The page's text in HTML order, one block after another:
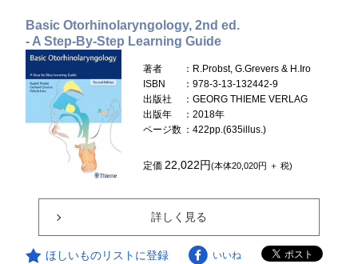
Basic Otorhinolaryngology, 2nd ed.
- A Step-By-Step Learning Guide
著者
：R.Probst, G.Grevers & H.Iro
ISBN
：978-3-13-132442-9
出版社
：GEORG THIEME VERLAG
出版年
：2018年
ページ数 ：422pp.(635illus.)
定価 22,022円(本体20,020円 ＋ 税)
詳しく見る
ほしいものリストに登録 いいね